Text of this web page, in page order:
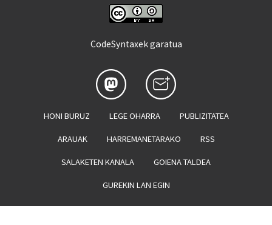
CodeSyntaxek garatua
HONI BURUZ LEGE OHARRA PUBLIZITATEA
ARAUAK HARREMANETARAKO RSS
SALAKETEN KANALA GOIENA TALDEA
GUREKIN LAN EGIN